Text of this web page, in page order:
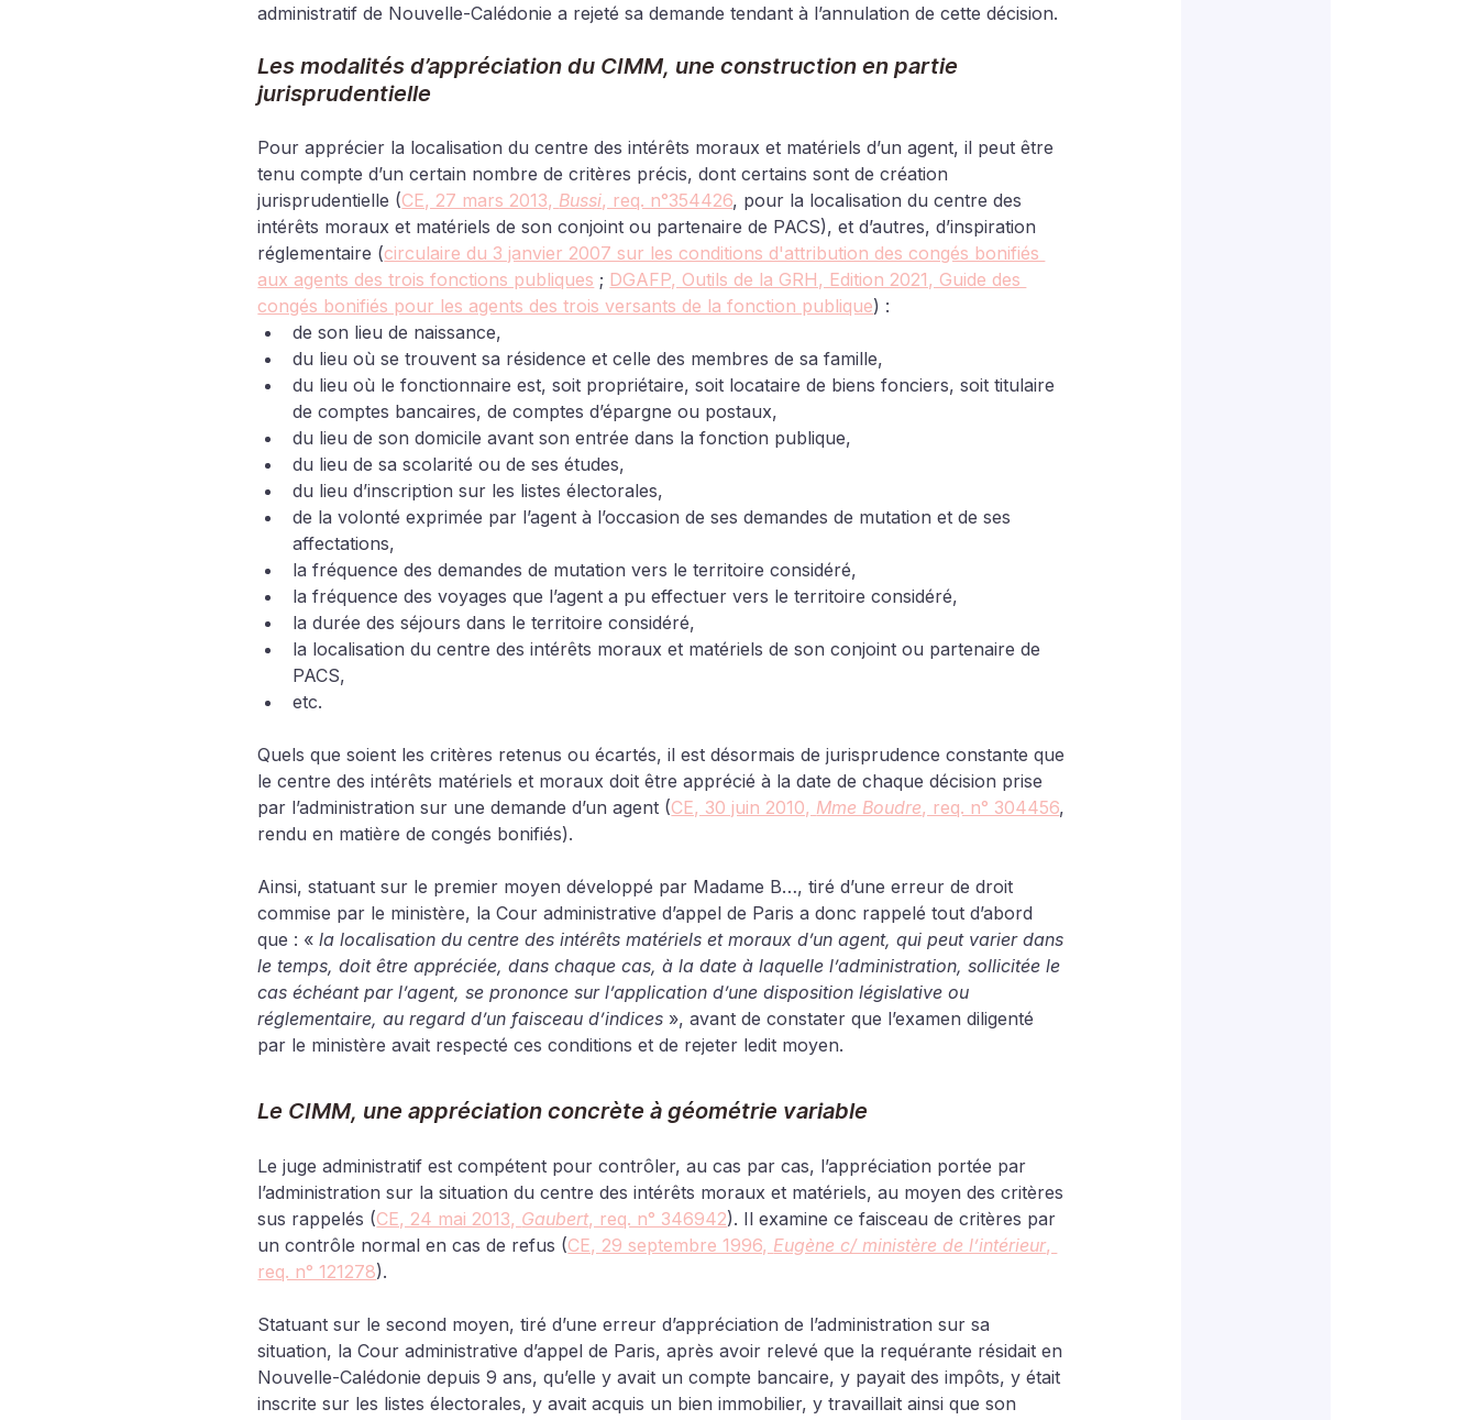
administratif de Nouvelle-Calédonie a rejeté sa demande tendant à l’annulation de cette décision.
Les modalités d’appréciation du CIMM, une construction en partie
jurisprudentielle
Pour apprécier la localisation du centre des intérêts moraux et matériels d’un agent, il peut être
tenu compte d’un certain nombre de critères précis, dont certains sont de création
jurisprudentielle (CE, 27 mars 2013, Bussi, req. n°354426, pour la localisation du centre des
intérêts moraux et matériels de son conjoint ou partenaire de PACS), et d’autres, d’inspiration
réglementaire (circulaire du 3 janvier 2007 sur les conditions d'attribution des congés bonifiés
aux agents des trois fonctions publiques ; DGAFP, Outils de la GRH, Edition 2021, Guide des
congés bonifiés pour les agents des trois versants de la fonction publique) :
de son lieu de naissance,
du lieu où se trouvent sa résidence et celle des membres de sa famille,
du lieu où le fonctionnaire est, soit propriétaire, soit locataire de biens fonciers, soit titulaire
de comptes bancaires, de comptes d’épargne ou postaux,
du lieu de son domicile avant son entrée dans la fonction publique,
du lieu de sa scolarité ou de ses études,
du lieu d’inscription sur les listes électorales,
de la volonté exprimée par l’agent à l’occasion de ses demandes de mutation et de ses
affectations,
la fréquence des demandes de mutation vers le territoire considéré,
la fréquence des voyages que l’agent a pu effectuer vers le territoire considéré,
la durée des séjours dans le territoire considéré,
la localisation du centre des intérêts moraux et matériels de son conjoint ou partenaire de
PACS,
etc.
Quels que soient les critères retenus ou écartés, il est désormais de jurisprudence constante que
le centre des intérêts matériels et moraux doit être apprécié à la date de chaque décision prise
par l’administration sur une demande d’un agent (CE, 30 juin 2010, Mme Boudre, req. n° 304456,
rendu en matière de congés bonifiés).
Ainsi, statuant sur le premier moyen développé par Madame B…, tiré d’une erreur de droit
commise par le ministère, la Cour administrative d’appel de Paris a donc rappelé tout d’abord
que : « la localisation du centre des intérêts matériels et moraux d’un agent, qui peut varier dans
le temps, doit être appréciée, dans chaque cas, à la date à laquelle l’administration, sollicitée le
cas échéant par l’agent, se prononce sur l’application d’une disposition législative ou
réglementaire, au regard d’un faisceau d’indices », avant de constater que l’examen diligenté
par le ministère avait respecté ces conditions et de rejeter ledit moyen.
Le CIMM, une appréciation concrète à géométrie variable
Le juge administratif est compétent pour contrôler, au cas par cas, l’appréciation portée par
l’administration sur la situation du centre des intérêts moraux et matériels, au moyen des critères
sus rappelés (CE, 24 mai 2013, Gaubert, req. n° 346942). Il examine ce faisceau de critères par
un contrôle normal en cas de refus (CE, 29 septembre 1996, Eugène c/ ministère de l’intérieur,
req. n° 121278).
Statuant sur le second moyen, tiré d’une erreur d’appréciation de l’administration sur sa
situation, la Cour administrative d’appel de Paris, après avoir relevé que la requérante résidait en
Nouvelle-Calédonie depuis 9 ans, qu’elle y avait un compte bancaire, y payait des impôts, y était
inscrite sur les listes électorales, y avait acquis un bien immobilier, y travaillait ainsi que son